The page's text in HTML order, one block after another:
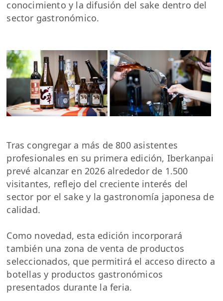
conocimiento y la difusión del sake dentro del
sector gastronómico.
Tras congregar a más de 800 asistentes
profesionales en su primera edición, Iberkanpai
prevé alcanzar en 2026 alrededor de 1.500
visitantes, reflejo del creciente interés del
sector por el sake y la gastronomía japonesa de
calidad.
Como novedad, esta edición incorporará
también una zona de venta de productos
seleccionados, que permitirá el acceso directo a
botellas y productos gastronómicos
presentados durante la feria.